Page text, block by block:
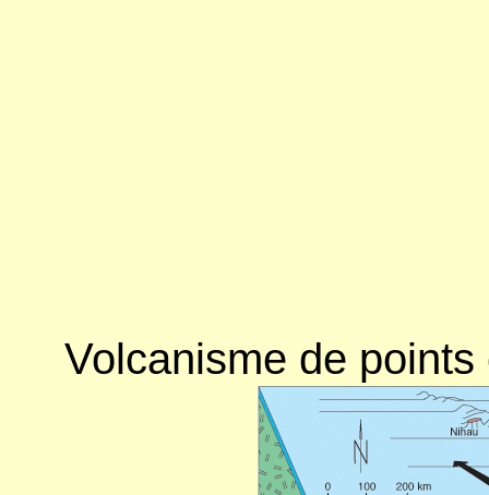
Volcanisme de